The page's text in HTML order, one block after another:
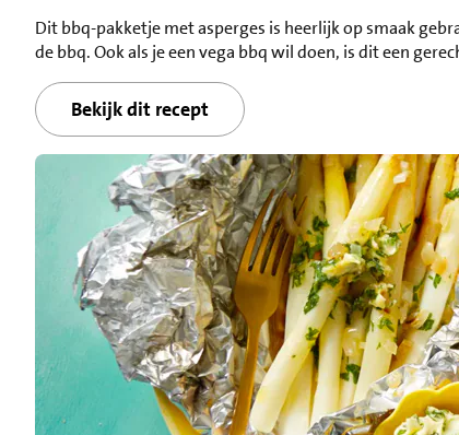
Dit bbq-pakketje met asperges is heerlijk op smaak
de bbq. Ook als je een vega bbq wil doen, is dit een
Bekijk dit recept